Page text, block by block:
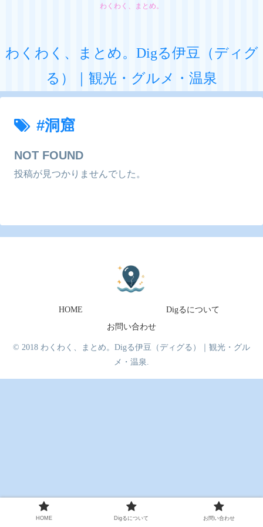
わくわく、まとめ。
わくわく、まとめ。Digる伊豆（ディグ
る）｜観光・グルメ・温泉
#洞窟
NOT FOUND
投稿が見つかりませんでした。
HOME
Digるについて
お問い合わせ
© 2018 わくわく、まとめ。Digる伊豆（ディグる）｜観光・グル
メ・温泉.
HOME Digるについて お問い合わせ